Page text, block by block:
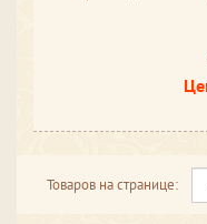
Товаров на странице: